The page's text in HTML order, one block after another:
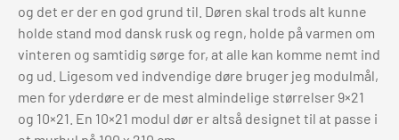
og det er der en god grund til. Døren skal trods alt kunne
holde stand mod dansk rusk og regn, holde på varmen om
vinteren og samtidig sørge for, at alle kan komme nemt ind
og ud. Ligesom ved indvendige døre bruger jeg modulmål,
men for yderdøre er de mest almindelige størrelser 9×21
og 10×21. En 10×21 modul dør er altså designet til at passe i